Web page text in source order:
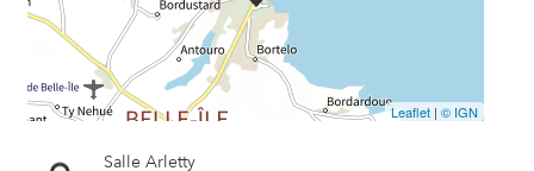
Leaflet | © IGN
Salle Arletty